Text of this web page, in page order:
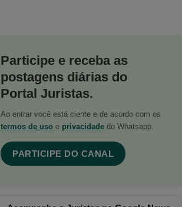
Participe e receba as
postagens diárias do
Portal Juristas.
Ao entrar você está ciente e de acordo com os
termos de uso e privacidade do Whatsapp.
PARTICIPE DO CANAL